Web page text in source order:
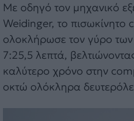
Με οδηγό τον μηχανικό
Weidinger, το πισωκίνητο
ολοκλήρωσε τον γύρο
7:25,5 λεπτά,
καλύτερο χρόνο στην
οκτώ ολόκληρα